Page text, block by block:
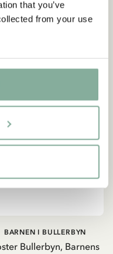
that you’ve
from your use
Bullerbyn, Barnens
BARNEN I BULLERBYN